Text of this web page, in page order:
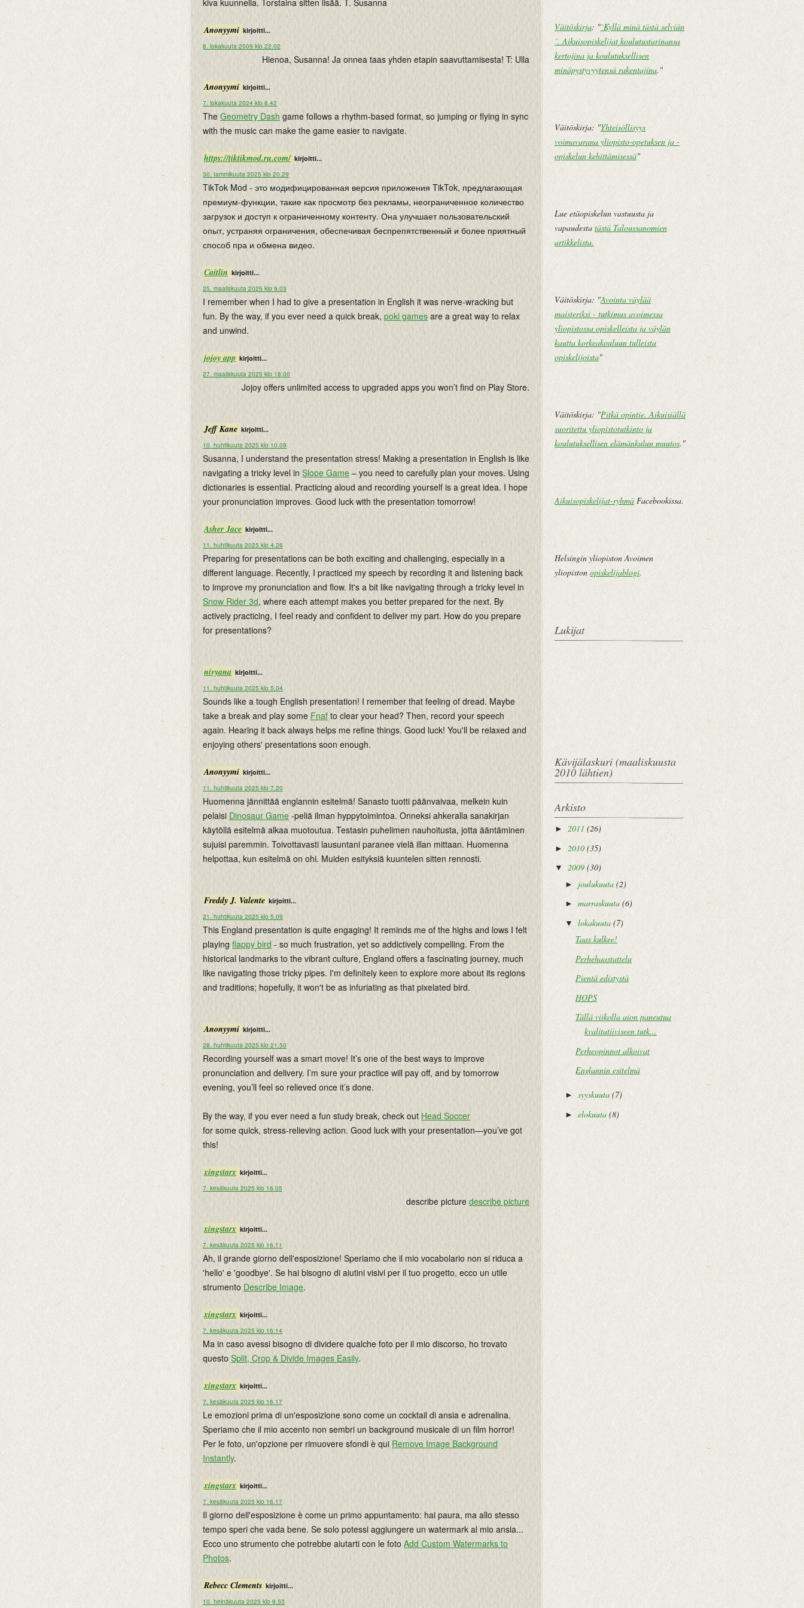
kiva kuunnella. Torstaina sitten lisää. T. Susanna
Anonyymi kirjoitti...
8. lokakuuta 2009 klo 22.02
Hienoa, Susanna! Ja onnea taas yhden etapin saavuttamisesta! T: Ulla
Anonyymi kirjoitti...
7. lokakuuta 2024 klo 6.42
The Geometry Dash game follows a rhythm-based format, so jumping or flying in sync
with the music can make the game easier to navigate.
https://tiktikmod.ru.com/ kirjoitti...
30. tammikuuta 2025 klo 20.29
TikTok Mod - это модифицированная версия приложения TikTok, предлагающая
премиум-функции, такие как просмотр без рекламы, неограниченное количество
загрузок и доступ к ограниченному контенту. Она улучшает пользовательский
опыт, устраняя ограничения, обеспечивая беспрепятственный и более приятный
способ пра и обмена видео.
Caitlin kirjoitti...
25. maaliskuuta 2025 klo 9.03
I remember when I had to give a presentation in English it was nerve-wracking but
fun. By the way, if you ever need a quick break, poki games are a great way to relax
and unwind.
jojoy app kirjoitti...
27. maaliskuuta 2025 klo 18.00
Jojoy offers unlimited access to upgraded apps you won’t find on Play Store.
Jeff Kane kirjoitti...
10. huhtikuuta 2025 klo 10.09
Susanna, I understand the presentation stress! Making a presentation in English is like
navigating a tricky level in Slope Game – you need to carefully plan your moves. Using
dictionaries is essential. Practicing aloud and recording yourself is a great idea. I hope
your pronunciation improves. Good luck with the presentation tomorrow!
Asher Jace kirjoitti...
11. huhtikuuta 2025 klo 4.26
Preparing for presentations can be both exciting and challenging, especially in a
different language. Recently, I practiced my speech by recording it and listening back
to improve my pronunciation and flow. It's a bit like navigating through a tricky level in
Snow Rider 3d, where each attempt makes you better prepared for the next. By
actively practicing, I feel ready and confident to deliver my part. How do you prepare
for presentations?
nivyana kirjoitti...
11. huhtikuuta 2025 klo 5.04
Sounds like a tough English presentation! I remember that feeling of dread. Maybe
take a break and play some Fnaf to clear your head? Then, record your speech
again. Hearing it back always helps me refine things. Good luck! You'll be relaxed and
enjoying others' presentations soon enough.
Anonyymi kirjoitti...
11. huhtikuuta 2025 klo 7.20
Huomenna jännittää englannin esitelmä! Sanasto tuotti päänvaivaa, melkein kuin
pelaisi Dinosaur Game -peliä ilman hyppytoimintoa. Onneksi ahkeralla sanakirjan
käytöllä esitelmä alkaa muotoutua. Testasin puhelimen nauhoitusta, jotta ääntäminen
sujuisi paremmin. Toivottavasti lausuntani paranee vielä illan mittaan. Huomenna
helpottaa, kun esitelmä on ohi. Muiden esityksiä kuuntelen sitten rennosti.
Freddy J. Valente kirjoitti...
21. huhtikuuta 2025 klo 5.09
This England presentation is quite engaging! It reminds me of the highs and lows I felt
playing flappy bird - so much frustration, yet so addictively compelling. From the
historical landmarks to the vibrant culture, England offers a fascinating journey, much
like navigating those tricky pipes. I'm definitely keen to explore more about its regions
and traditions; hopefully, it won't be as infuriating as that pixelated bird.
Anonyymi kirjoitti...
28. huhtikuuta 2025 klo 21.50
Recording yourself was a smart move! It’s one of the best ways to improve
pronunciation and delivery. I’m sure your practice will pay off, and by tomorrow
evening, you’ll feel so relieved once it’s done.
By the way, if you ever need a fun study break, check out Head Soccer
for some quick, stress-relieving action. Good luck with your presentation—you’ve got
this!
xingstarx kirjoitti...
7. kesäkuuta 2025 klo 16.05
describe picture describe picture
xingstarx kirjoitti...
7. kesäkuuta 2025 klo 16.11
Ah, il grande giorno dell'esposizione! Speriamo che il mio vocabolario non si riduca a
'hello' e 'goodbye'. Se hai bisogno di aiutini visivi per il tuo progetto, ecco un utile
strumento Describe Image.
xingstarx kirjoitti...
7. kesäkuuta 2025 klo 16.14
Ma in caso avessi bisogno di dividere qualche foto per il mio discorso, ho trovato
questo Split, Crop & Divide Images Easily.
xingstarx kirjoitti...
7. kesäkuuta 2025 klo 16.17
Le emozioni prima di un'esposizione sono come un cocktail di ansia e adrenalina.
Speriamo che il mio accento non sembri un background musicale di un film horror!
Per le foto, un'opzione per rimuovere sfondi è qui Remove Image Background
Instantly.
xingstarx kirjoitti...
7. kesäkuuta 2025 klo 16.17
Il giorno dell'esposizione è come un primo appuntamento: hai paura, ma allo stesso
tempo speri che vada bene. Se solo potessi aggiungere un watermark al mio ansia...
Ecco uno strumento che potrebbe aiutarti con le foto Add Custom Watermarks to
Photos.
Rebecc Clements kirjoitti...
10. heinäkuuta 2025 klo 9.53
Väitöskirja: "`Kyllä minä tästä selviän
´. Aikuisopiskelijat koulutustarinansa
kertojina ja koulutuksellisen
minäpystyvyytensä rakentajina."
Väitöskirja: "Yhteisöllisyys
voimavarana yliopisto-opetuksen ja -
opiskelun kehittämisessä"
Lue etäopiskelun vastuusta ja
vapaudesta tästä Taloussanomien
artikkelista.
Väitöskirja: "Avointa väylää
maisteriksi - tutkimus avoimessa
yliopistossa opiskelleista ja väylän
kautta korkeakouluun tulleista
opiskelijoista"
Väitöskirja: "Pitkä opintie. Aikuisiällä
suoritettu yliopistotutkinto ja
koulutuksellisen elämänkulun muutos."
Aikuisopiskelijat-ryhmä Facebookissa.
Helsingin yliopiston Avoimen
yliopiston opiskelijablogi.
Lukijat
Kävijälaskuri (maaliskuusta
2010 lähtien)
Arkisto
► 2011 (26)
► 2010 (35)
▼ 2009 (30)
► joulukuuta (2)
► marraskuuta (6)
▼ lokakuuta (7)
Taas kulkee!
Perhehaastattelu
Pientä edistystä
HOPS
Tällä viikolla aion paneutua
kvalitatiiviseen tutk...
Perheopinnot alkoivat
Englannin esitelmä
► syyskuuta (7)
► elokuuta (8)